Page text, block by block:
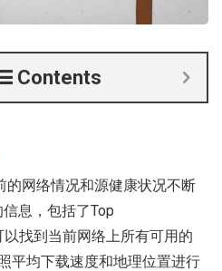
Contents
的网络情况和源健康状况不断
息，包括了Top
找到当前网络上所有可用的
平均下载速度和地理位置进行